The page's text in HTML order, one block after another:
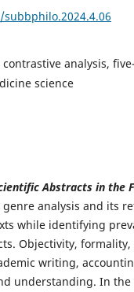
analysis,
science
Abstracts in the
analysis and its
while identifying
Objectivity,
writing,
understanding. In the